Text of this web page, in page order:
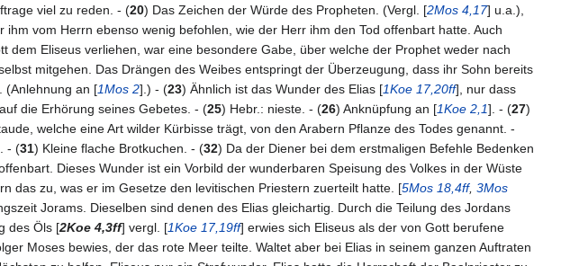
viel zu reden. - (20) Das Zeichen der Würde des Propheten. (Vergl. [2Mos 4,17] u.a.),
vom Herrn ebenso wenig befohlen, wie der Herr ihm den Tod offenbart hatte. Auch
dem Eliseus verliehen, war eine besondere Gabe, über welche der Prophet weder nach
mitgehen. Das Drängen des Weibes entspringt der Überzeugung, dass ihr Sohn bereits
(Anlehnung an [1Mos 2].) - (23) Ähnlich ist das Wunder des Elias [1Koe 17,20ff], nur dass
die Erhörung seines Gebetes. - (25) Hebr.: nieste. - (26) Anknüpfung an [1Koe 2,1]. - (27)
welche eine Art wilder Kürbisse trägt, von den Arabern Pflanze des Todes genannt. -
- (31) Kleine flache Brotkuchen. - (32) Da der Diener bei dem erstmaligen Befehle Bedenken
Dieses Wunder ist ein Vorbild der wunderbaren Speisung des Volkes in der Wüste
das zu, was er im Gesetze den levitischen Priestern zuerteilt hatte. [5Mos 18,4ff, 3Mos
Jorams. Dieselben sind denen des Elias gleichartig. Durch die Teilung des Jordans
des Öls [2Koe 4,3ff] vergl. [1Koe 17,19ff] erwies sich Eliseus als der von Gott berufene
Moses bewies, der das rote Meer teilte. Waltet aber bei Elias in seinem ganzen Auftraten